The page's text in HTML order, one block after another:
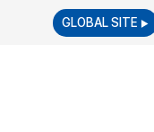
GLOBAL SITE ▶